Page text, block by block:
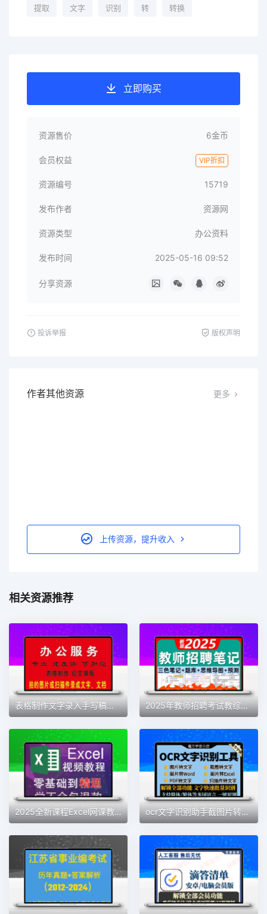
提取 文字 识别 转 转换
立即购买
资源售价 6金币
会员权益 VIP折扣
资源编号 15719
发布作者 资源网
资源类型 办公资料
发布时间 2025-05-16 09:52
分享资源
投诉举报 版权声明
作者其他资源 更多
上传资源，提升收入
相关资源推荐
表格制作文字录入手写稿录成电子稿网页内容录成文档数据录入打字 2025年教师招聘考试教综教基学霸三色笔记思维导图题库资料电子版
2025全新课程Excel网课教程函数公式从入门到精通数据处理与分析 ocr文字识别助手截图片转Excel/word/pdf批量转换扫描件提取工具